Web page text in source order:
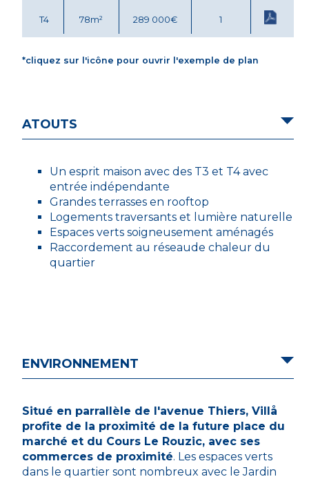
T4 78m² 289 000€ 1
*cliquez sur l'icône pour ouvrir l'exemple de plan
ATOUTS
Un esprit maison avec des T3 et T4 avec
entrée indépendante
Grandes terrasses en rooftop
Logements traversants et lumière naturelle
Espaces verts soigneusement aménagés
Raccordement au réseaude chaleur du
quartier
ENVIRONNEMENT
Situé en parrallèle de l'avenue Thiers, Villå
profite de la proximité de la future place du
marché et du Cours Le Rouzic, avec ses
commerces de proximité. Les espaces verts
dans le quartier sont nombreux avec le Jardin